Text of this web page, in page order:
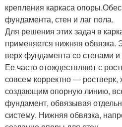
крепления каркаса
фундамента, стен и лаг пола.
Для решения этих задач в
применяется нижняя
верх фундамента со стенами
Ее часто отождествляют с
совсем корректно — ростверк,
создающим опорную линию,
фундамент, обвязывая
систему. Нижняя обвязка,